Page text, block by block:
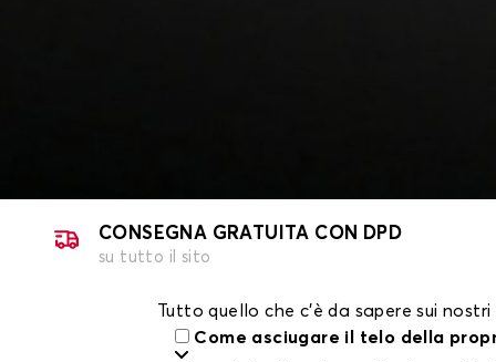
CONSEGNA GRATUITA CON DPD
su tutto il sito
Tutto quello che c'è da sapere sui nostri
Come asciugare il telo della